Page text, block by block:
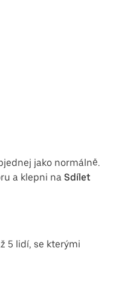
jako normálně.
a klepni na Sdílet
5 lidí, se kterými